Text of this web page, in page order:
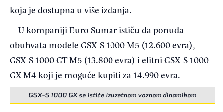
koja je dostupna u više izdanja.
U kompaniji Euro Sumar ističu da ponuda
obuhvata modele GSX-S 1000 M5 (12.600 evra),
GSX-S 1000 GT M5 (13.800 evra) i elitni GSX-S 1000
GX M4 koji je moguće kupiti za 14.990 evra.
GSX-S 1000 GX se ističe izuzetnom voznom dinamikom